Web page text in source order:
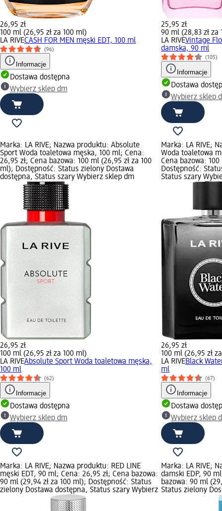
26,95 zł
100 ml (26,95 zł za 100 ml)
LA RIVECASH FOR MEN męski EDT, 100 ml
(96)
Informacje
Dostawa dostępna
Wybierz sklep dm
25,95 zł
90 ml (28,83 zł za
LA RIVEVintage
damska, 90 ml
(105)
Informacje
Dostawa
Wybierz sklep
Marka: LA RIVE; Nazwa produktu: Absolute
Sport Woda toaletowa męska, 100 ml; Cena:
26,95 zł; Cena bazowa: 100 ml (26,95 zł za 100
ml); Dostępność: Status zielony Dostawa
dostępna, Status szary Wybierz sklep dm
26,95 zł
100 ml (26,95 zł za 100 ml)
LA RIVEAbsolute Sport Woda toaletowa męska,
100 ml
(62)
Informacje
Dostawa dostępna
Wybierz sklep dm
Marka: LA RIVE;
Woda toaletowa
Cena bazowa:
Dostępność:
Status szary
26,95 zł
100 ml (26,95 zł
LA RIVEBlack
ml
(67)
Informacje
Dostawa
Wybierz sklep
Marka: LA RIVE; Nazwa produktu: RED LINE
męski EDT, 90 ml; Cena: 26,95 zł; Cena bazowa:
90 ml (29,94 zł za 100 ml); Dostępność: Status
zielony Dostawa dostępna, Status szary Wybierz
Marka: LA RIVE;
damski EDP, 90
bazowa: 90 ml
Status zielony